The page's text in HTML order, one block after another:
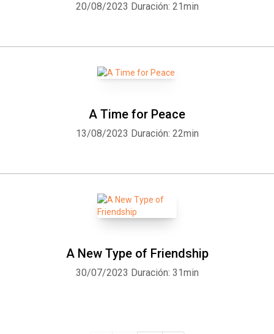
20/08/2023 Duración: 21min
A Time for Peace
13/08/2023 Duración: 22min
A New Type of Friendship
30/07/2023 Duración: 31min